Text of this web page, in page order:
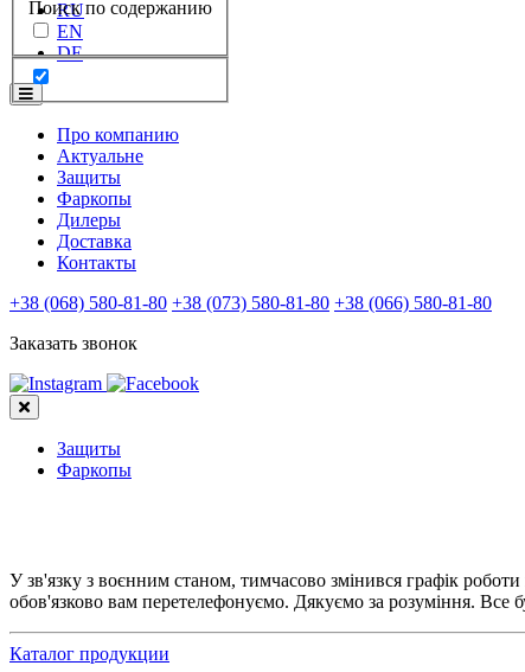
Поиск по содержанию
RU
EN
DE
Про компанию
Актуальне
Защиты
Фаркопы
Дилеры
Доставка
Контакты
+38 (068) 580-81-80 +38 (073) 580-81-80 +38 (066) 580-81-80
Заказать звонок
Защиты
Фаркопы
У зв'язку з воєнним станом, тимчасово змінився графік
обов'язково вам перетелефонуємо. Дякуємо за розуміння. Все
Каталог продукции